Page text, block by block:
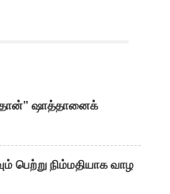
ஷாத்தானைக்
பெற்று நிம்மதியாக வாழ